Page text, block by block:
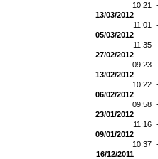
10:21 -
13/03/2012
11:01 -
05/03/2012
11:35 -
27/02/2012
09:23 -
13/02/2012
10:22 -
06/02/2012
09:58 -
23/01/2012
11:16 -
09/01/2012
10:37 -
16/12/2011